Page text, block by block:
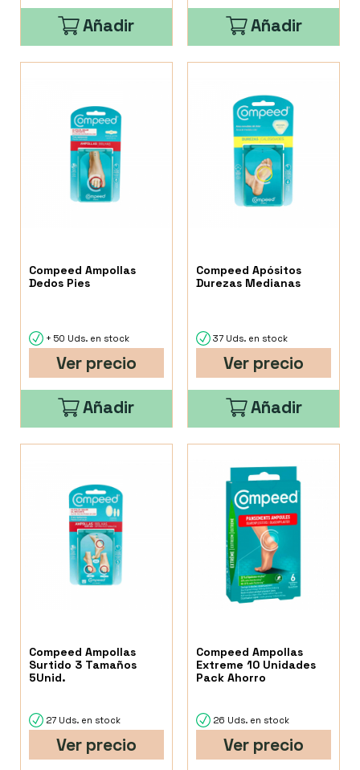
Añadir Añadir
Compeed Ampollas
Dedos Pies
+ 50 Uds. en stock
Ver precio
Añadir
Compeed Apósitos
Durezas Medianas
37 Uds. en stock
Ver precio
Añadir
Compeed Ampollas
Surtido 3 Tamaños
5Unid.
27 Uds. en stock
Ver precio
Compeed Ampollas
Extreme 10 Unidades
Pack Ahorro
26 Uds. en stock
Ver precio